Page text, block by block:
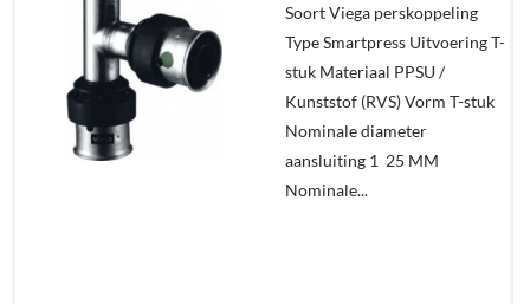
Details
winkelmand
Soort Viega perskoppeling
Type Smartpress Uitvoering T-
stuk Materiaal PPSU /
Kunststof (RVS) Vorm T-stuk
Nominale diameter
aansluiting 1 25 MM
Nominale...